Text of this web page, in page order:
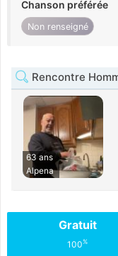
Chanson préférée
Non renseigné
Rencontre
63 ans
Alpena
Gratuit
100%